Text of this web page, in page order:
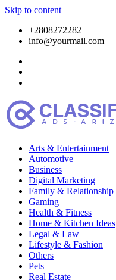
Skip to content
+2808272282
info@yourmail.com
Arts & Entertainment
Automotive
Business
Digital Marketing
Family & Relationship
Gaming
Health & Fitness
Home & Kitchen Ideas
Legal & Law
Lifestyle & Fashion
Others
Pets
Real Estate